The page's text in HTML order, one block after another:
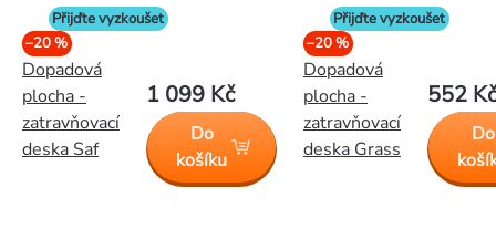
Přijďte vyzkoušet
–20 %
Dopadová
plocha -
zatravňovací
deska Saf
1 099 Kč
Do
košíku
Přijďte vyzkoušet
–20 %
Dopadová
plocha -
zatravňovací
deska Grass
552 Kč
Do